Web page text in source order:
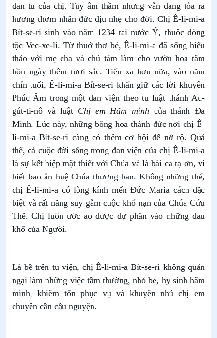
đan tu của chị. Tuy âm thầm nhưng vẫn đang tỏa ra
hương thơm nhân đức dịu nhẹ cho đời. Chị Ê-li-mi-a
Bít-se-ri sinh vào năm 1234 tại nước Ý, thuộc dòng
tộc Vec-xe-li. Từ thuở thơ bé, Ê-li-mi-a đã sống hiếu
thảo với mẹ cha và chú tâm làm cho vườn hoa tâm
hồn ngày thêm tươi sắc. Tiến xa hơn nữa, vào năm
chín tuổi, Ê-li-mi-a Bít-se-ri khấn giữ các lời khuyên
Phúc Âm trong một đan viện theo tu luật thánh Au-
gút-ti-nô và luật Chị em Hãm mình của thánh Đa
Minh. Lúc này, những bông hoa thánh đức nơi chị Ê-
li-mi-a Bít-se-ri càng có thêm cơ hội để nở rộ. Quả
thế, cả cuộc đời sống trong đan viện của chị Ê-li-mi-a
là sự kết hiệp mật thiết với Chúa và là bài ca tạ ơn, vì
biết bao ân huệ Chúa thương ban. Không những thế,
chị Ê-li-mi-a có lòng kính mến Đức Maria cách đặc
biệt và rất năng suy gẫm cuộc khổ nạn của Chúa Cứu
Thế. Chị luôn ước ao được dự phần vào những đau
khổ của Người.
Là bề trên tu viện, chị Ê-li-mi-a Bít-se-ri không quản
ngại làm những việc tầm thường, nhỏ bé, hy sinh hãm
mình, khiêm tốn phục vụ và khuyên nhủ chị em
chuyên cần cầu nguyện.